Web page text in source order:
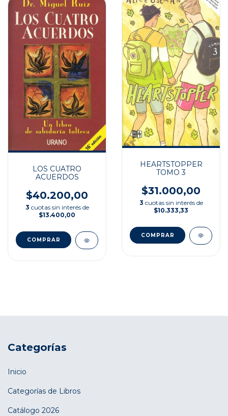
LOS CUATRO
ACUERDOS
$40.200,00
3 cuotas sin interés de
$13.400,00
HEARTSTOPPER
TOMO 3
$31.000,00
3 cuotas sin interés de
$10.333,33
Categorías
Inicio
Categorías de Libros
Catálogo 2026